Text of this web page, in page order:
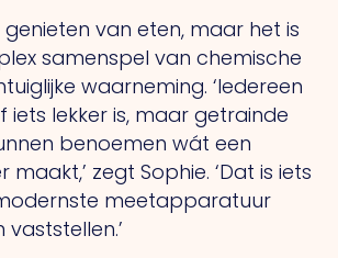
van eten, maar het is
samenspel van chemische
waarneming. ‘Iedereen
iets lekker is, maar getrainde
benoemen wát een
maakt,’ zegt Sophie. ‘Dat is iets
meetapparatuur
vaststellen.’